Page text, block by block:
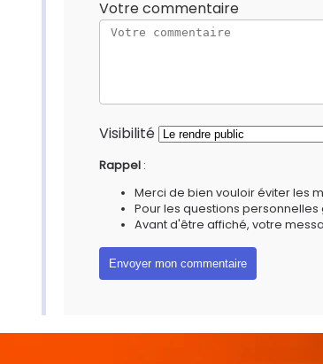
Votre commentaire
Visibilité
Rappel :
Merci de bien vouloir éviter les
Pour les questions
Avant d'être affiché, votre